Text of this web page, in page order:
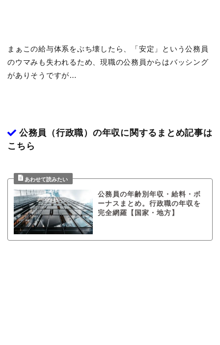
まぁこの給与体系をぶち壊したら、「安定」という公務員
のウマみも失われるため、現職の公務員からはバッシング
がありそうですが…
公務員（行政職）の年収に関するまとめ記事は
こちら
公務員の年齢別年収・給料・ボ
ーナスまとめ。行政職の年収を
完全網羅【国家・地方】